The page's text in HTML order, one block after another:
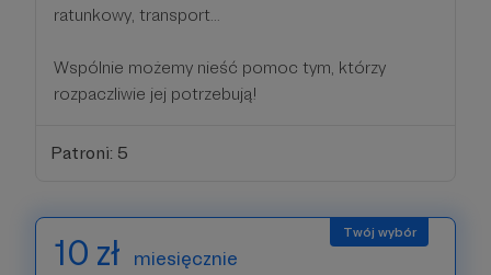
ratunkowy, transport...
Wspólnie możemy nieść pomoc tym, którzy
rozpaczliwie jej potrzebują!
Patroni: 5
10 zł miesięcznie